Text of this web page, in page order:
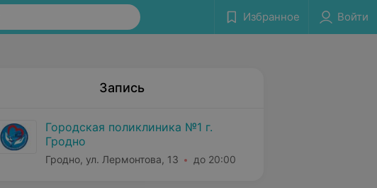
Избранное Войти
Запись
Городская поликлиника №1 г.
Гродно
Гродно, ул. Лермонтова, 13 до 20:00